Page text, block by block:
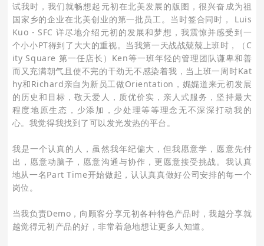
试我时，我们就畅想起元初在北美发展的版图，很兴奋成为祖
国家乡的企业在北美创业的第一批员工。当时签合同时， Luis
Kuo - SFC 详尽地介绍元初的发展和梦想，我震惊并感受到一
个小小PT得到了大大的重视。当我第一天战战兢兢上班时，（C
ity Square 第一任店长）Ken等一班年轻的管理团队谦卑和善
而又充满朝气且使不完的干劲无不感染着我，当上班一周时Kat
hy和Richard亲自为新员工做Orientation，娓娓道来元初发展
的历史和目标，敬天爱人，质优价实，亲人式服务，坚持最大
程度地原生态，少添加，少处理等等理念无不深深打动我的
心。我觉得我找到了可以发光发热的平台。
我是一个认真的人，虽然我年纪偏大，但我愿意学，愿意先付
出，愿意动脑子，愿意沟通与协作，更愿意接受挑战。我认真
地从一名Part Time开始做起，认认真真做好公司安排的每一个
岗位。
当我负责Demo，向顾客分享元初各种特色产品时，我越分享就
越觉得元初产品的好，非常着急地想让更多人知道。